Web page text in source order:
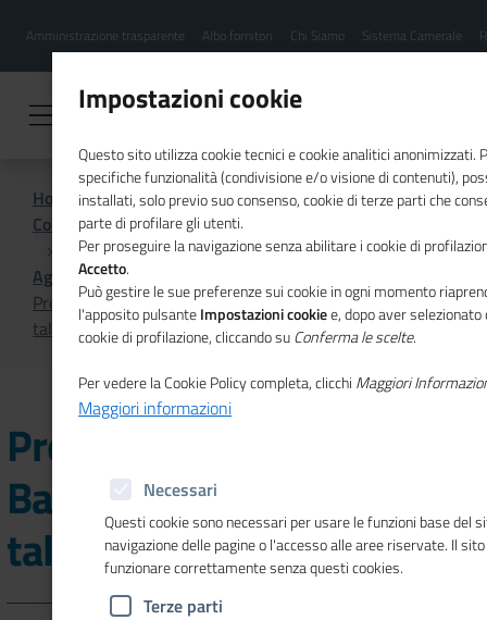
contenuto
Menu
hamburgher
Amministrazione trasparente Albo fornitori Chi Siamo Sistema Camerale
Home
Comunicazione istituzionale per il sistema camerale
Agenda
Premiazione "BUL FACTOR Banda Ultralarga. Largo al
talento"
Premiazione "BUL FACTOR
Banda Ultralarga. Largo al
talento"
Impostazioni cookie
Questo sito utilizza cookie tecnici e cookie analitici anonimizzati.
specifiche funzionalità (condivisione e/o visione di contenuti),
installati, solo previo suo consenso, cookie di terze parti che
parte di profilare gli utenti.
Per proseguire la navigazione senza abilitare i cookie di
Accetto.
Può gestire le sue preferenze sui cookie in ogni momento
l'apposito pulsanteImpostazioni cookiee, dopo aver
cookie di profilazione, cliccando suConferma le scelte.
Per vedere la Cookie Policy completa, clicchi Maggiori
Maggiori informazioni
Necessari
Questi cookie sono necessari per usare le funzioni base del
navigazione delle pagine o l'accesso alle aree riservate. Il
funzionare correttamente senza questi cookies.
Terze parti